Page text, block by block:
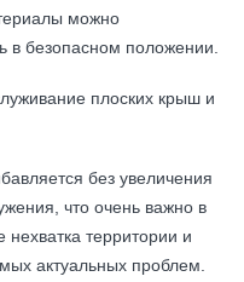
можно
в безопасном положении.
плоских крыш и
без увеличения
что очень важно в
нехватка территории и
актуальных проблем.